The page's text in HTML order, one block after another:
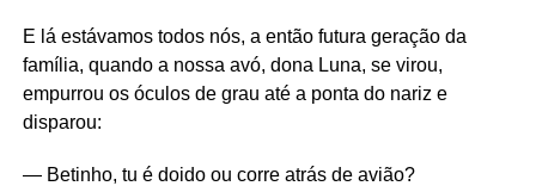
E lá estávamos todos nós, a então futura geração da
família, quando a nossa avó, dona Luna, se virou,
empurrou os óculos de grau até a ponta do nariz e
disparou:
— Betinho, tu é doido ou corre atrás de avião?